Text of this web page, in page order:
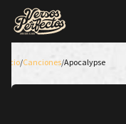
Inicio/Canciones/Apocalypse